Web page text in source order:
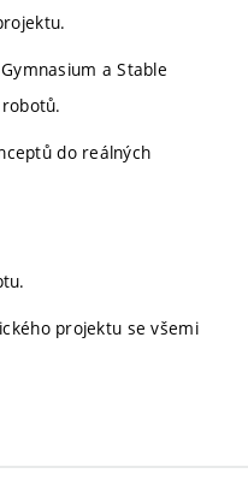
a Stable
do reálných
projektu se všemi